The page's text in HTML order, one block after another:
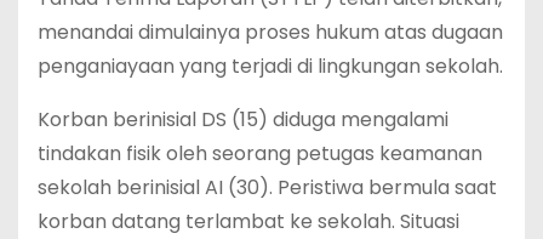
menandai dimulainya proses hukum atas dugaan
penganiayaan yang terjadi di lingkungan sekolah.
Korban berinisial DS (15) diduga mengalami
tindakan fisik oleh seorang petugas keamanan
sekolah berinisial AI (30). Peristiwa bermula saat
korban datang terlambat ke sekolah. Situasi